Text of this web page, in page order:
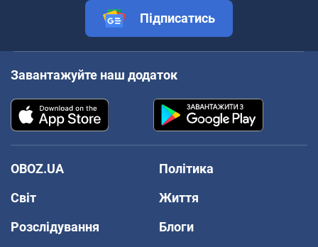
Підписатись
Завантажуйте наш додаток
OBOZ.UA
Політика
Світ
Життя
Розслідування
Блоги